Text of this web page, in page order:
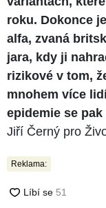
roku. Dokonce
alfa, zvaná
jara, kdy ji
rizikové v tom,
mnohem více
epidemie se
Jiří Černý pro
Reklama: